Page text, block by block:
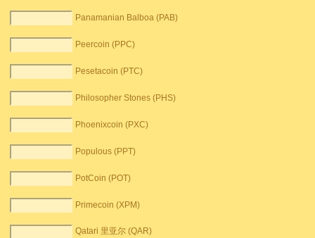
Panamanian Balboa (PAB)
Peercoin (PPC)
Pesetacoin (PTC)
Philosopher Stones (PHS)
Phoenixcoin (PXC)
Populous (PPT)
PotCoin (POT)
Primecoin (XPM)
Qatari 里亚尔 (QAR)